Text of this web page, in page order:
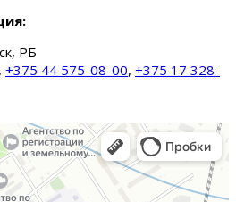
РБ
, +375 44 575-08-00, +375 17 328-